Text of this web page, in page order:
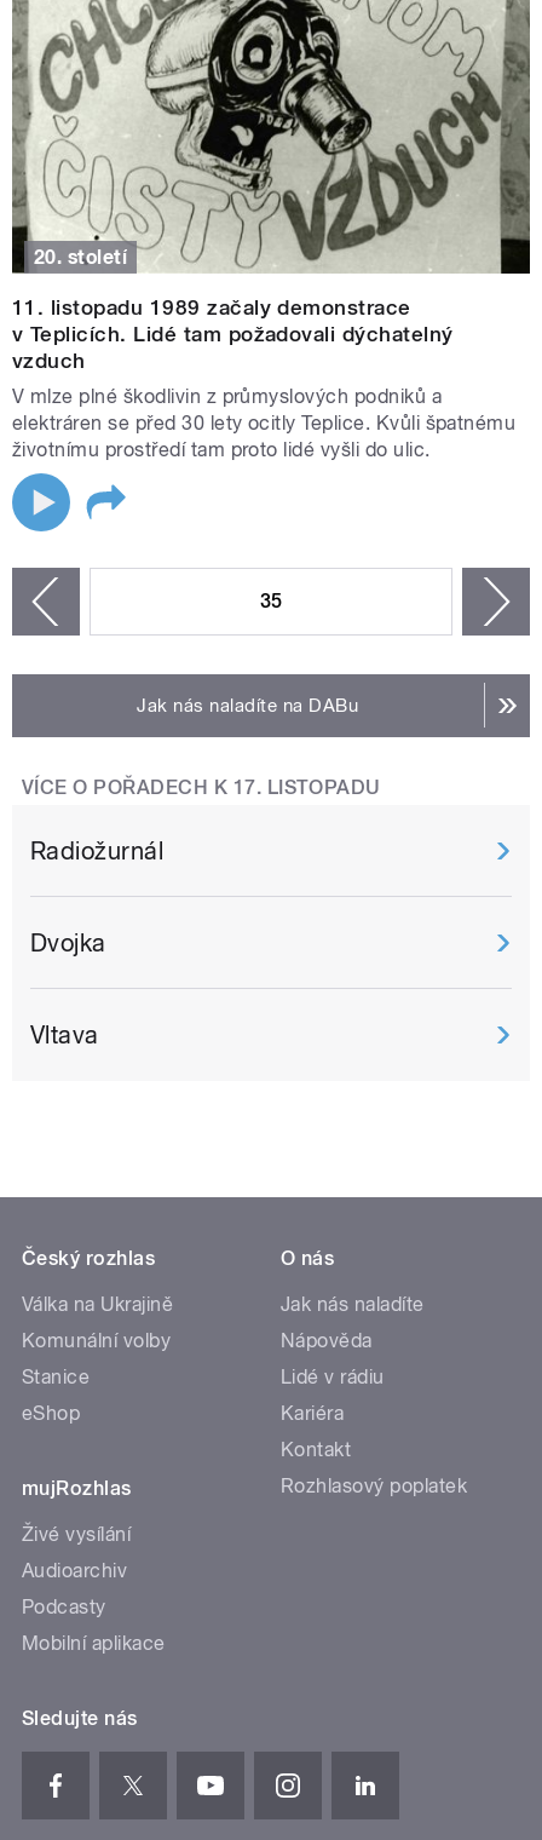
20. století
11. listopadu 1989 začaly demonstrace
v Teplicích. Lidé tam požadovali dýchatelný
vzduch
V mlze plné škodlivin z průmyslových podniků a
elektráren se před 30 lety ocitly Teplice. Kvůli špatnému
životnímu prostředí tam proto lidé vyšli do ulic.
35
Jak nás naladíte na DABu
VÍCE O POŘADECH K 17. LISTOPADU
Radiožurnál
Dvojka
Vltava
Český rozhlas
Válka na Ukrajině
Komunální volby
Stanice
eShop
mujRozhlas
Živé vysílání
Audioarchiv
Podcasty
Mobilní aplikace
O nás
Jak nás naladíte
Nápověda
Lidé v rádiu
Kariéra
Kontakt
Rozhlasový poplatek
Sledujte nás